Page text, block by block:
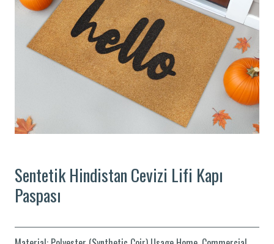
Sentetik Hindistan Cevizi Lifi Kapı
Paspası